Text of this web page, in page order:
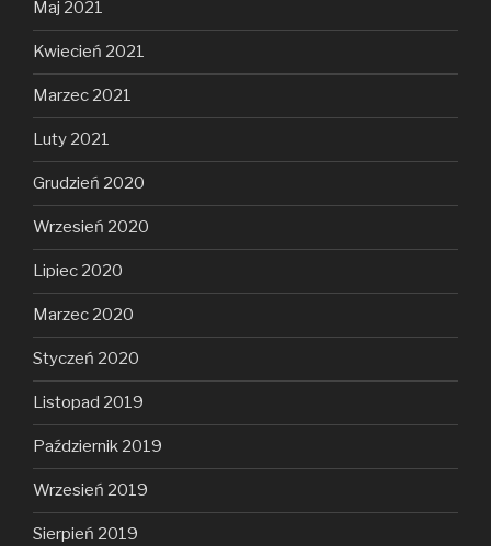
Maj 2021
Kwiecień 2021
Marzec 2021
Luty 2021
Grudzień 2020
Wrzesień 2020
Lipiec 2020
Marzec 2020
Styczeń 2020
Listopad 2019
Październik 2019
Wrzesień 2019
Sierpień 2019